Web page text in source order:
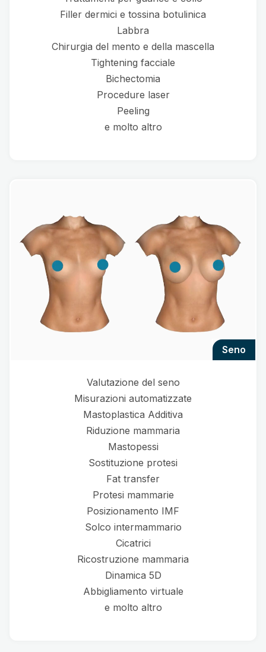
Filler dermici e tossina botulinica
Labbra
Chirurgia del mento e della mascella
Tightening facciale
Bichectomia
Procedure laser
Peeling
e molto altro
seno
Valutazione del seno
Misurazioni automatizzate
Mastoplastica Additiva
Riduzione mammaria
Mastopessi
Sostituzione protesi
Fat transfer
Protesi mammarie
Posizionamento IMF
Solco intermammario
Cicatrici
Ricostruzione mammaria
Dinamica 5D
Abbigliamento virtuale
e molto altro